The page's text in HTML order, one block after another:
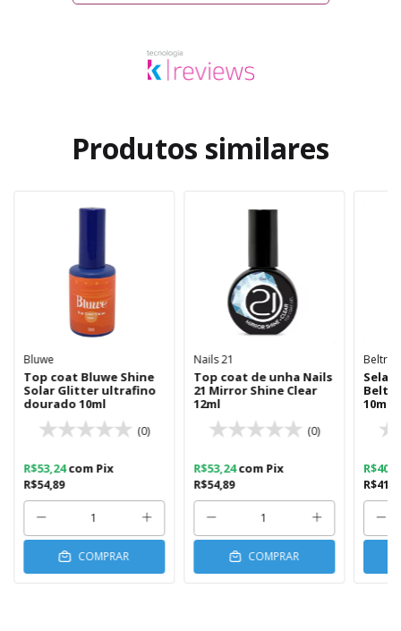
Produtos similares
Bluwe
Top coat Bluwe Shine
Solar Glitter ultrafino
dourado 10ml
(0)
R$54,89
R$53,24com Pix
COMPRAR
Nails 21
Top coat de unha Nails
21 Mirror Shine Clear
12ml
(0)
R$54,89
R$53,24com Pix
COMPRAR
Beltrat
10ml